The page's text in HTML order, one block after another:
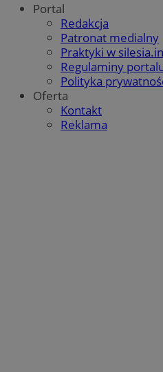
Portal
Redakcja
Patronat medialny
Praktyki w
Regulaminy
Polityka
Oferta
Kontakt
Reklama